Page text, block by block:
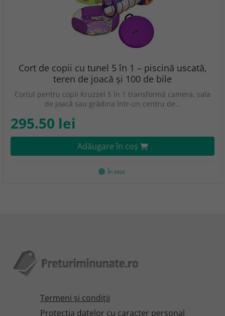
Cort de copii cu tunel 5 în 1 – piscină uscată,
teren de joacă și 100 de bile
Cortul pentru copii Kruzzel 5 în 1 transformă camera, sala
de joacă sau grădina într-un centru de…
295.50 lei
Adăugare în coş
În stoc
Termeni şi condiţii
Protecţia datelor cu caracter personal